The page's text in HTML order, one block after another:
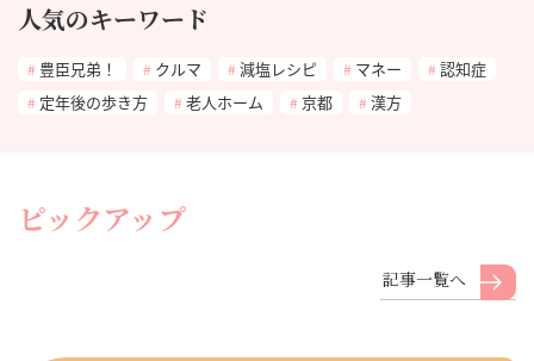
人気のキーワード
豊臣兄弟！ クルマ 減塩レシピ マネー
認知症
定年後の歩き方
老人ホーム 京都 漢方
ピックアップ
記事一覧へ